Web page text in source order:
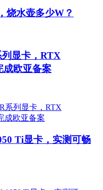
烧水壶多少W？
显卡，RTX
成欧亚备案
Ti显卡，实测可畅